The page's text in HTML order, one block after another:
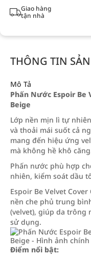
Giao hàng
tận nhà
THÔNG TIN
Mô Tả
Phấn Nước Espoir Be
Beige
Lớp nền mịn lì tự
và thoải mái suốt cả
mang đến hiệu ứng
mà không hề khô
Phấn nước phù hợp
nhiên, kiểm soát dầu
Espoir Be Velvet
nền che phủ trung
(velvet), giúp da trông
sử dụng.
Điểm nổi bật: